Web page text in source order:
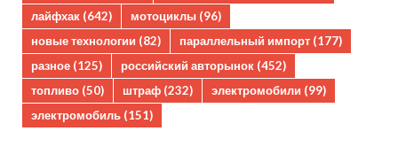
лайфхак (642) мотоциклы (96)
новые технологии (82) параллельный импорт (177)
разное (125) российский авторынок (452)
топливо (50) штраф (232) электромобили (99)
электромобиль (151)